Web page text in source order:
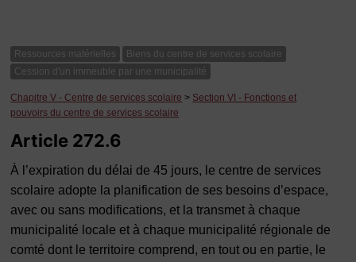
Ressources matérielles
Biens du centre de services scolaire
Cession d'un immeuble par une municipalité
Chapitre V - Centre de services scolaire > Section VI - Fonctions et
pouvoirs du centre de services scolaire
Article 272.6
À l’expiration du délai de 45 jours, le centre de services
scolaire adopte la planification de ses besoins d’espace,
avec ou sans modifications, et la transmet à chaque
municipalité locale et à chaque municipalité régionale de
comté dont le territoire comprend, en tout ou en partie, le